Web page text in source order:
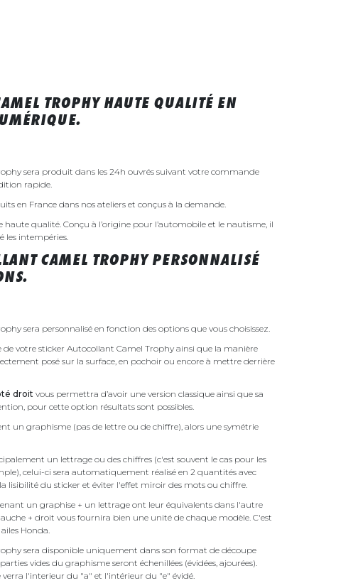
TROPHY HAUTE QUALITÉ EN
sera produit dans les 24h ouvrés suivant votre commande
rapide.
en France dans nos ateliers et conçus à la demande.
haute qualité. Conçu à l’origine pour l’automobile et le nautisme, il
les intempéries.
CAMEL TROPHY PERSONNALISÉ
sera personnalisé en fonction des options que vous choisissez.
de votre sticker Autocollant Camel Trophy ainsi que la manière
posé sur la surface, en pochoir ou encore à mettre derrière
droit vous permettra d’avoir une version classique ainsi que sa
pour cette option résultats sont possibles.
un graphisme (pas de lettre ou de chiffre), alors une symétrie
un lettrage ou des chiffres (c'est souvent le cas pour les
celui-ci sera automatiquement réalisé en 2 quantités avec
lisibilité du sticker et éviter l'effet miroir des mots ou chiffre.
un graphise + un lettrage ont leur équivalents dans l'autre
+ droit vous fournira bien une unité de chaque modèle. C'est
Honda.
sera disponible uniquement dans son format de découpe
vides du graphisme seront échenillées (évidées, ajourées).
verra l'interieur du "a" et l'intérieur du "e" évidé.